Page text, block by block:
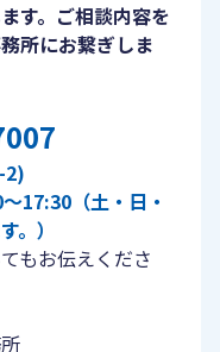
す。ご相談内容を
所にお繋ぎしま
2)
17:30（土・日・
。）
もお伝えくださ